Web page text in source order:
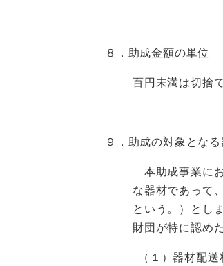
８． 助成金額の単位
百円未満は切捨
９． 助成の対象とな
本助成事業に
な器材であって
という。）とし
財団が特に認め
（１）器材配送